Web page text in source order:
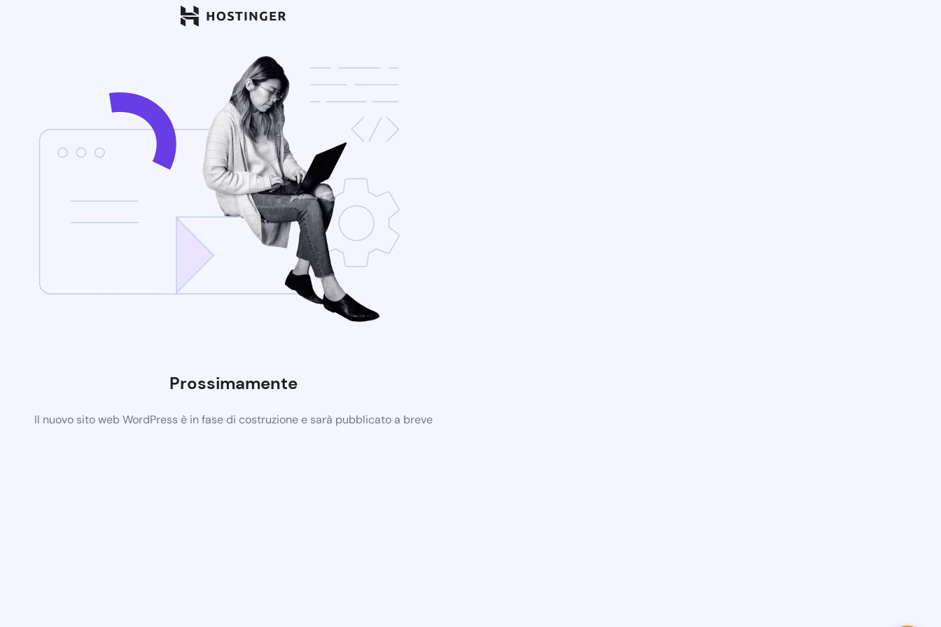
Prossimamente
Il nuovo sito web WordPress è in fase di costruzione e sarà pubblicato a breve